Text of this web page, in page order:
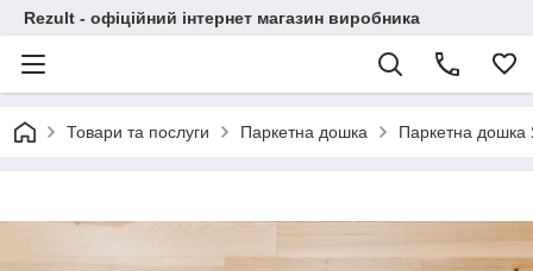
Rezult - офіційний інтернет магазин виробника
Товари та послуги Паркетна дошка Паркетна дошка